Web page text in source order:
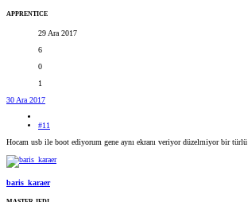
APPRENTICE
29 Ara 2017
6
0
1
30 Ara 2017
#11
Hocam usb ile boot ediyorum gene aynı ekranı veriyor düzelmiyor bir türlü
baris_karaer